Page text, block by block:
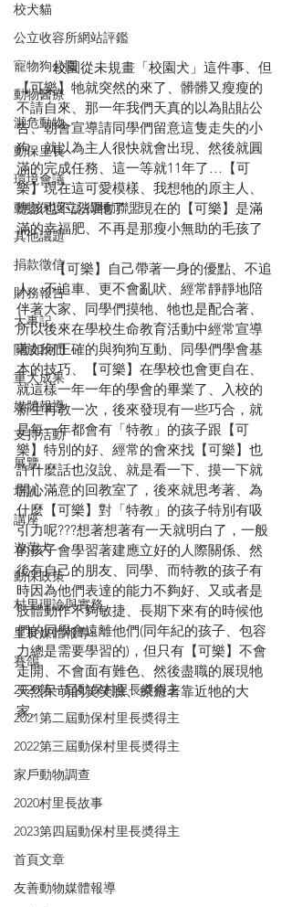
校犬貓
公立收容所網站評鑑
寵物狗公園
動物醫療
瀕危動物
動保里長
環境會議
動物保護立法運動聯盟
其他議題
捐款徵信
財務報告
大事記
關於我們
重大成果
媒體報導
支持活動
展覽
培訓
講座
遊蕩犬
動保政策
村里理論與實務
里長媒體報導
賽鴿
2020第一屆動保村里長奬得主
2021第二屆動保村里長奬得主
2022第三屆動保村里長奬得主
家戶動物調查
2020村里長故事
2023第四屆動保村里長奬得主
首頁文章
友善動物媒體報導
	校園從未規畫「校園犬」這件事、但
【可樂】牠就突然的來了、髒髒又瘦瘦的
不請自來、那一年我們天真的以為貼貼公
告、朝會宣導請同學們留意這隻走失的小
狗、就以為主人很快就會出現、然後就圓
滿的完成任務、這一等就11年了…【可
樂】現在這可愛模樣、我想牠的原主人、
應該也不認得牠了、現在的【可樂】是滿
滿的幸福肥、不再是那瘦小無助的毛孩了
	【可樂】自己帶著一身的優點、不追
人、不追車、更不會亂吠、經常靜靜地陪
伴著大家、同學們摸牠、牠也是配合著、
所以後來在學校生命教育活動中經常宣導
著如何正確的與狗狗互動、同學們學會基
本的技巧、【可樂】在學校也會更自在、
就這樣一年一年的學會的畢業了、入校的
新生再教一次，後來發現有一些巧合，就
是每一年都會有「特教」的孩子跟【可
樂】特別的好、經常的會來找【可樂】也
許什麼話也沒說、就是看一下、摸一下就
開心滿意的回教室了，後來就思考著、為
什麼【可樂】對「特教」的孩子特別有吸
引力呢???想著想著有一天就明白了，一般
的孩子會學習著建應立好的人際關係、然
後有自己的朋友、同學、而特教的孩子有
時因為他們表達的能力不夠好、又或者是
肢體動作不夠敏捷、長期下來有的時候他
們的同學會遠離他們(同年紀的孩子、包容
力總是需要學習的)，但只有【可樂】不會
走開、不會面有難色、然後盡職的展現牠
天然呆萌的笑笑臉、療癒著靠近牠的大
家。